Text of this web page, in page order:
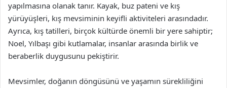
yapılmasına olanak tanır. Kayak, buz pateni ve kış
yürüyüşleri, kış mevsiminin keyifli aktiviteleri arasındadır.
Ayrıca, kış tatilleri, birçok kültürde önemli bir yere sahiptir;
Noel, Yılbaşı gibi kutlamalar, insanlar arasında birlik ve
beraberlik duygusunu pekiştirir.
Mevsimler, doğanın döngüsünü ve yaşamın sürekliliğini